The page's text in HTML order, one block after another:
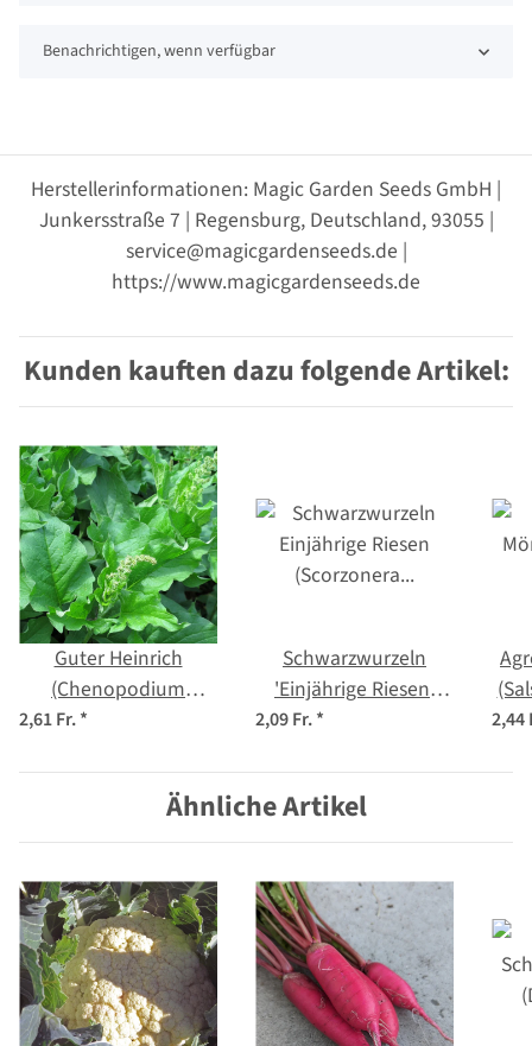
Benachrichtigen, wenn verfügbar
Herstellerinformationen: Magic Garden Seeds GmbH |
Junkersstraße 7 | Regensburg, Deutschland, 93055 |
service@magicgardenseeds.de |
https://www.magicgardenseeds.de
Kunden kauften dazu folgende Artikel:
Guter Heinrich
(Chenopodium
bonus-henricus) Bio
2,61 Fr.*
Schwarzwurzeln
'Einjährige Riesen'
(Scorzonera
2,09 Fr.* 2,44
Ähnliche Artikel